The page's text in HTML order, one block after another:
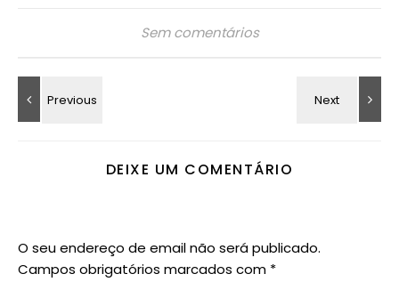
Sem comentários
DEIXE UM COMENTÁRIO
O seu endereço de email não será publicado.
Campos obrigatórios marcados com *